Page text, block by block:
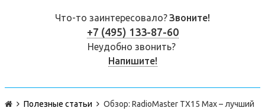
Что-то заинтересовало?Звоните!
+7 (495) 133-87-60
Неудобно звонить?
Напишите!
Полезные статьи
Обзор: RadioMaster TX15 Max – лучший